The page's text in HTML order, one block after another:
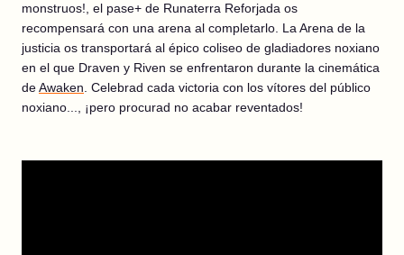
monstruos!, el pase+ de Runaterra Reforjada os
recompensará con una arena al completarlo. La Arena de la
justicia os transportará al épico coliseo de gladiadores noxiano
en el que Draven y Riven se enfrentaron durante la cinemática
deAwaken . Celebrad cada victoria con los vítores del público
noxiano..., ¡pero procurad no acabar reventados!